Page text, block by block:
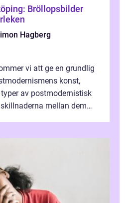
Bröllopsbilder
Hagberg
vi att ge en grundlig
konst,
av postmodernistisk
mellan dem